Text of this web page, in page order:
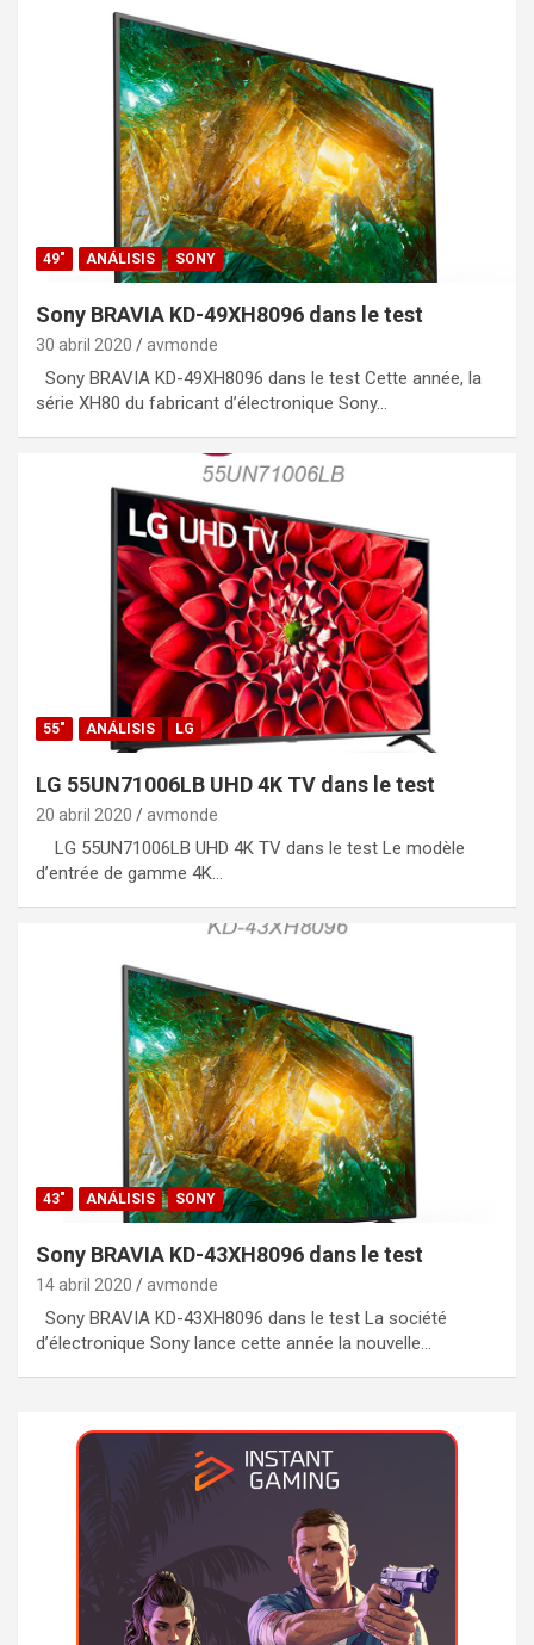
49" ANÁLISIS SONY
Sony BRAVIA KD-49XH8096 dans le test
30 abril 2020 avmonde
Sony BRAVIA KD-49XH8096 dans le test Cette année, la
série XH80 du fabricant d’électronique Sony…
55" ANÁLISIS LG
LG 55UN71006LB UHD 4K TV dans le test
20 abril 2020 avmonde
LG 55UN71006LB UHD 4K TV dans le test Le modèle
d’entrée de gamme 4K…
43" ANÁLISIS SONY
Sony BRAVIA KD-43XH8096 dans le test
14 abril 2020 avmonde
Sony BRAVIA KD-43XH8096 dans le test La société
d’électronique Sony lance cette année la nouvelle…